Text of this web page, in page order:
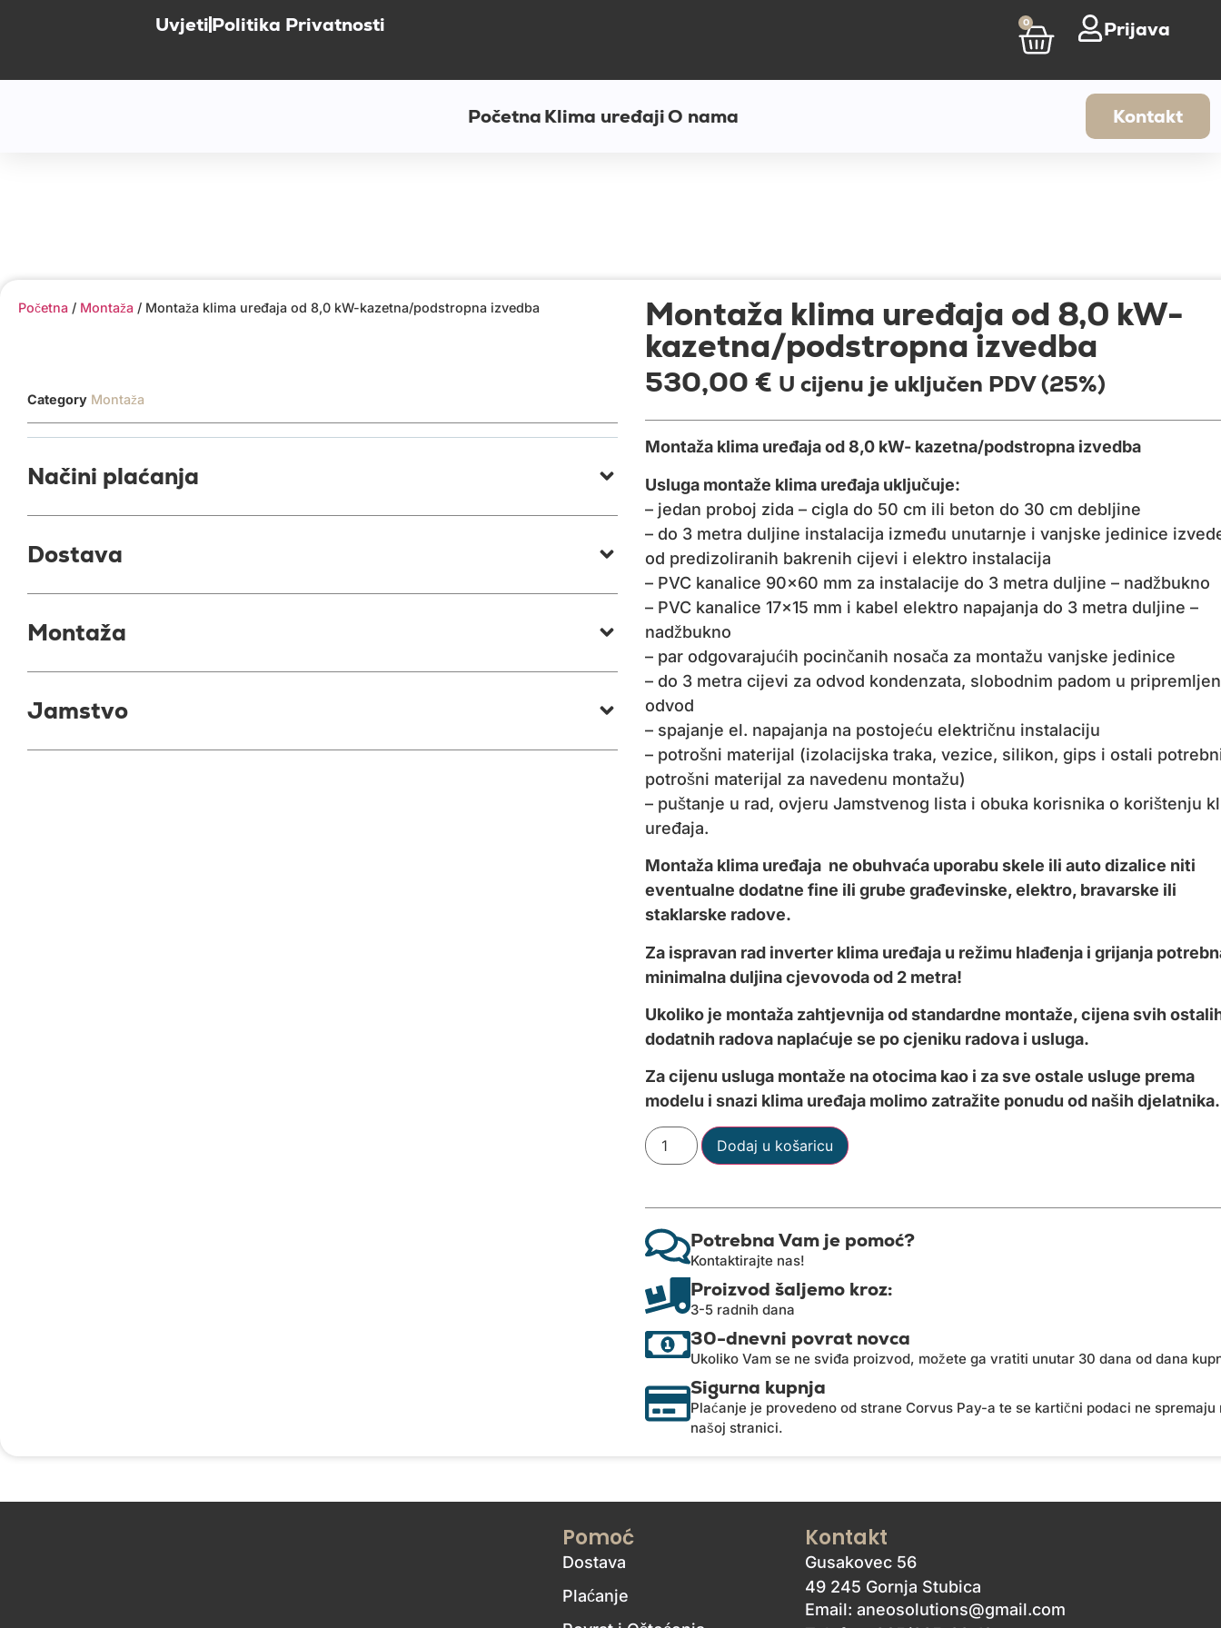
UvjetiPolitika Privatnosti 0 Prijava
PočetnaKlima uređajiO nama Kontakt
Početna / Montaža / Montaža klima uređaja od 8,0 kW-kazetna/podstropna izvedba
Category Montaža
Načini plaćanja
Dostava
Montaža
Jamstvo
Montaža klima uređaja od 8,0 kW-
kazetna/podstropna izvedba
530,00 € U cijenu je uključen PDV (25%)
Montaža klima uređaja od 8,0 kW- kazetna/podstropna izvedba
Usluga montaže klima uređaja uključuje:
– jedan proboj zida – cigla do 50 cm ili beton do 30 cm debljine
– do 3 metra duljine instalacija između unutarnje i vanjske jedinice
od predizoliranih bakrenih cijevi i elektro instalacija
– PVC kanalice 90×60 mm za instalacije do 3 metra duljine – nadžbukno
– PVC kanalice 17×15 mm i kabel elektro napajanja do 3 metra duljine –
nadžbukno
– par odgovarajućih pocinčanih nosača za montažu vanjske jedinice
– do 3 metra cijevi za odvod kondenzata, slobodnim padom u
odvod
– spajanje el. napajanja na postojeću električnu instalaciju
– potrošni materijal (izolacijska traka, vezice, silikon, gips i ostali
potrošni materijal za navedenu montažu)
– puštanje u rad, ovjeru Jamstvenog lista i obuka korisnika o korištenju
uređaja.
Montaža klima uređaja ne obuhvaća uporabu skele ili auto dizalice niti
eventualne dodatne fine ili grube građevinske, elektro, bravarske ili
staklarske radove.
Za ispravan rad inverter klima uređaja u režimu hlađenja i grijanja
minimalna duljina cjevovoda od 2 metra!
Ukoliko je montaža zahtjevnija od standardne montaže, cijena svih
dodatnih radova naplaćuje se po cjeniku radova i usluga.
Za cijenu usluga montaže na otocima kao i za sve ostale usluge prema
modelu i snazi klima uređaja molimo zatražite ponudu od naših djelatnika.
Dodaj u košaricu
Potrebna Vam je pomoć?
Kontaktirajte nas!
Proizvod šaljemo kroz:
3-5 radnih dana
30-dnevni povrat novca
Ukoliko Vam se ne sviđa proizvod, možete ga vratiti unutar 30 dana od dana
Sigurna kupnja
Plaćanje je provedeno od strane Corvus Pay-a te se kartični podaci ne spremaju
našoj stranici.
Pomoć
Dostava
Plaćanje
Kontakt
Gusakovec 56
49 245 Gornja Stubica
Email: aneosolutions@gmail.com